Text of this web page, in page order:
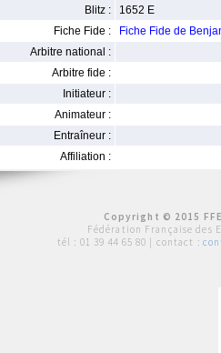
Blitz :
1652 E
Fiche Fide :
Fiche Fide de
Arbitre national :
Arbitre fide :
Initiateur :
Animateur :
Entraîneur :
Affiliation :
Copyright © 2015
Fédération Française des
tél : 01 39 44 65 80 | contact :